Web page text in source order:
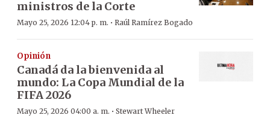
ministros de la Corte
Mayo 25, 2026 12:04 p. m. · Raúl Ramírez Bogado
Opinión
Canadá da la bienvenida al
mundo: La Copa Mundial de la
FIFA 2026
Mayo 25, 2026 04:00 a. m. · Stewart Wheeler